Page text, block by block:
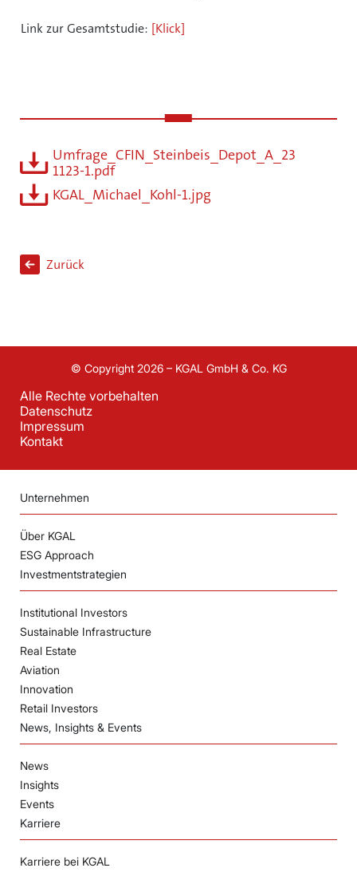
Link zur Gesamtstudie: [Klick]
Umfrage_CFIN_Steinbeis_Depot_A_23
1123-1.pdf
KGAL_Michael_Kohl-1.jpg
Zurück
© Copyright 2026 – KGAL GmbH & Co. KG
Alle Rechte vorbehalten
Datenschutz
Impressum
Kontakt
Unternehmen
Über KGAL
ESG Approach
Investmentstrategien
Institutional Investors
Sustainable Infrastructure
Real Estate
Aviation
Innovation
Retail Investors
News, Insights & Events
News
Insights
Events
Karriere
Karriere bei KGAL